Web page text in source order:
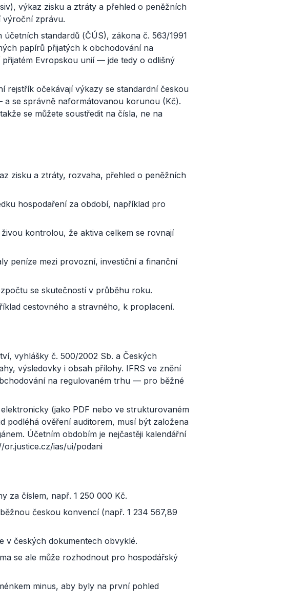
výkaz zisku a ztráty a přehled o peněžních
výroční zprávu.
standardů (ČÚS), zákona č. 563/1991
papírů přijatých k obchodování na
Evropskou unií — jde tedy o odlišný
rejstřík očekávají výkazy se standardní českou
se správně naformátovanou korunou (Kč).
se můžete soustředit na čísla, ne na
zisku a ztráty, rozvaha, přehled o peněžních
hospodaření za období, například pro
kontrolou, že aktiva celkem se rovnají
peníze mezi provozní, investiční a finanční
se skutečností v průběhu roku.
cestovného a stravného, k proplacení.
vyhlášky č. 500/2002 Sb. a Českých
výsledovky i obsah přílohy. IFRS ve znění
na regulovaném trhu — pro běžné
(jako PDF nebo ve strukturovaném
podléhá ověření auditorem, musí být založena
Účetním obdobím je nejčastěji kalendářní
ias/ui/podani
za číslem, např. 1 250 000 Kč.
českou konvencí (např. 1 234 567,89
v českých dokumentech obvyklé.
se ale může rozhodnout pro hospodářský
minus, aby byly na první pohled